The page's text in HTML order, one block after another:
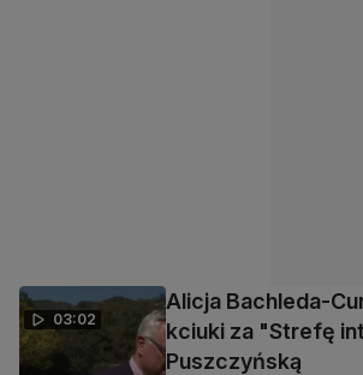
03:02
Alicja Bachleda-
kciuki za "Strefę
Puszczyńską